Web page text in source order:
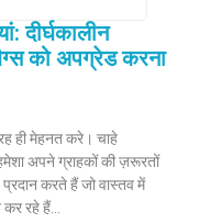
दीर्घकालीन
को अपग्रेड करना
ही मेहनत करे। चाहे
अपने ग्राहकों की ज़रूरतों
करते हैं जो वास्तव में
रहे हैं...